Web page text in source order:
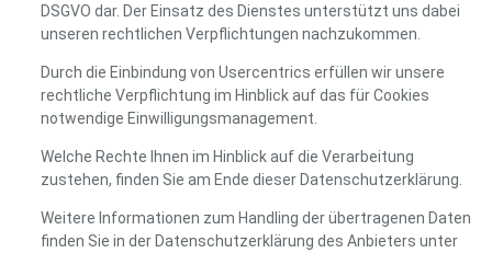
DSGVO dar. Der Einsatz des Dienstes unterstützt uns dabei
unseren rechtlichen Verpflichtungen nachzukommen.
Durch die Einbindung von Usercentrics erfüllen wir unsere
rechtliche Verpflichtung im Hinblick auf das für Cookies
notwendige Einwilligungsmanagement.
Welche Rechte Ihnen im Hinblick auf die Verarbeitung
zustehen, finden Sie am Ende dieser Datenschutzerklärung.
Weitere Informationen zum Handling der übertragenen Daten
finden Sie in der Datenschutzerklärung des Anbieters unter